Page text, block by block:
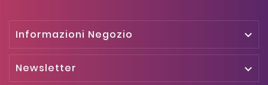
Informazioni Negozio 
Newsletter 